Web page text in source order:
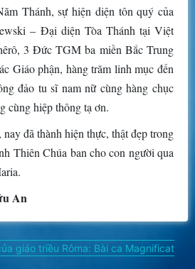
Thánh, sự hiện diện tôn quý của
– Đại diện Tòa Thánh tại Việt
3 Đức TGM ba miền Bắc Trung
Giáo phận, hàng trăm linh mục đến
đảo tu sĩ nam nữ cùng hàng chục
cùng hiệp thông tạ ơn.
đã thành hiện thực, thật đẹp trong
Thiên Chúa ban cho con người qua
An
giáo triều Rôma: Bài ca Magnificat